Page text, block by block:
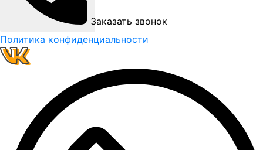
Заказать звонок
Политика конфиденциальности